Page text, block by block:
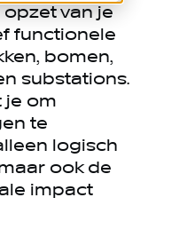
van je
functionele
bomen,
substations.
je om
te
logisch
ook de
impact